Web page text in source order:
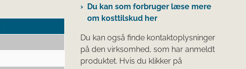
Du kan som forbruger læse mere
om kosttilskud her
Du kan også finde kontaktoplysninger
på den virksomhed, som har anmeldt
produktet. Hvis du klikker på